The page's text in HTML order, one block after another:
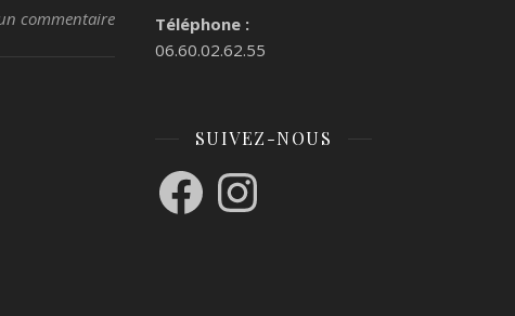
commentaire
Téléphone :
06.60.02.62.55
SUIVEZ-NOUS
FacebookInstagram